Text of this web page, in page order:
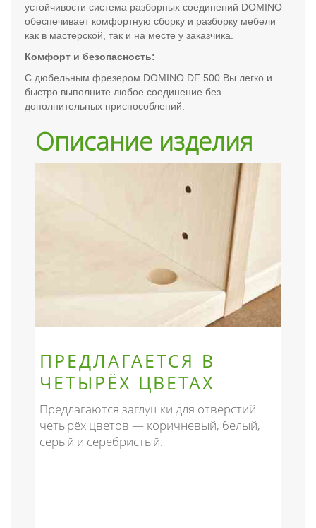
устойчивости система разборных соединений DOMINO
обеспечивает комфортную сборку и разборку мебели
как в мастерской, так и на месте у заказчика.
Комфорт и безопасность:
С дюбельным фрезером DOMINO DF 500 Вы легко и
быстро выполните любое соединение без
дополнительных приспособлений.
Описание изделия
ПРЕДЛАГАЕТСЯ В
ЧЕТЫРЁХ ЦВЕТАХ
Предлагаются заглушки для отверстий
четырёх цветов — коричневый, белый,
серый и серебристый.